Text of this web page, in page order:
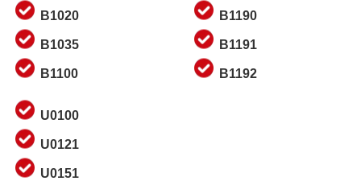
B1020
B1035
B1100
B1190
B1191
B1192
U0100
U0121
U0151